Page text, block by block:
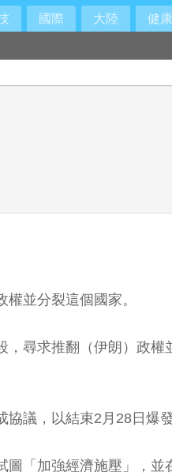
國際 大陸 健康
並分裂這個國家。
尋求推翻（伊朗）政
議，以結束2月28日爆
「加強經濟施壓」，